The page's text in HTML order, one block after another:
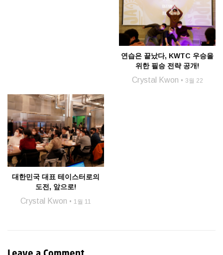
연습은 끝났다, KWTC 우승을
위한 필승 전략 공개!
Crystal Kwon 3월 22
대한민국 대표 테이스터로의
도전, 앞으로!
Crystal Kwon 1월 11